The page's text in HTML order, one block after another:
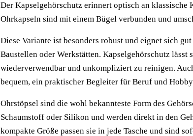
Der Kapselgehörschutz erinnert optisch an klassische
Ohrkapseln sind mit einem Bügel verbunden und
Diese Variante ist besonders robust und eignet sich
Baustellen oder Werkstätten. Kapselgehörschutz lässt
wiederverwendbar und unkompliziert zu reinigen.
bequem, ein praktischer Begleiter für Beruf und
Ohrstöpsel sind die wohl bekannteste Form des
Schaumstoff oder Silikon und werden direkt in den
kompakte Größe passen sie in jede Tasche und sind